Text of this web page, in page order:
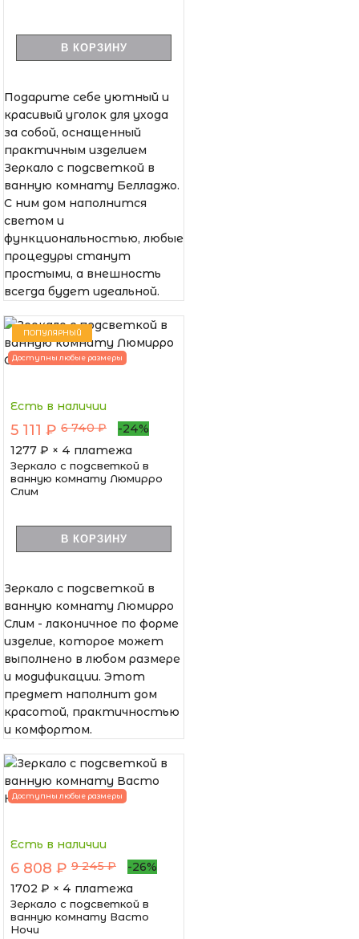
В КОРЗИНУ
Подарите себе уютный и
красивый уголок для ухода
за собой, оснащенный
практичным изделием
Зеркало с подсветкой в
ванную комнату Белладжо.
С ним дом наполнится
светом и
функциональностью, любые
процедуры станут
простыми, а внешность
всегда будет идеальной.
ПОПУЛЯРНЫЙ
Доступны любые размеры
Есть в наличии
5 111 ₽ 6 740 ₽
-24%
1277 ₽ × 4 платежа
Зеркало с подсветкой в
ванную комнату Люмирро
Слим
В КОРЗИНУ
Зеркало с подсветкой в
ванную комнату Люмирро
Слим - лаконичное по форме
изделие, которое может
выполнено в любом размере
и модификации. Этот
предмет наполнит дом
красотой, практичностью
и комфортом.
Доступны любые размеры
Есть в наличии
6 808 ₽ 9 245 ₽
-26%
1702 ₽ × 4 платежа
Зеркало с подсветкой в
ванную комнату Васто
Ночи